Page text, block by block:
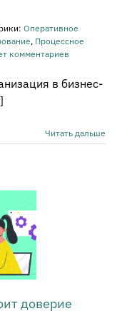
Оперативное
, Процессное
комментариев
в бизнес-
Читать дальше
доверие